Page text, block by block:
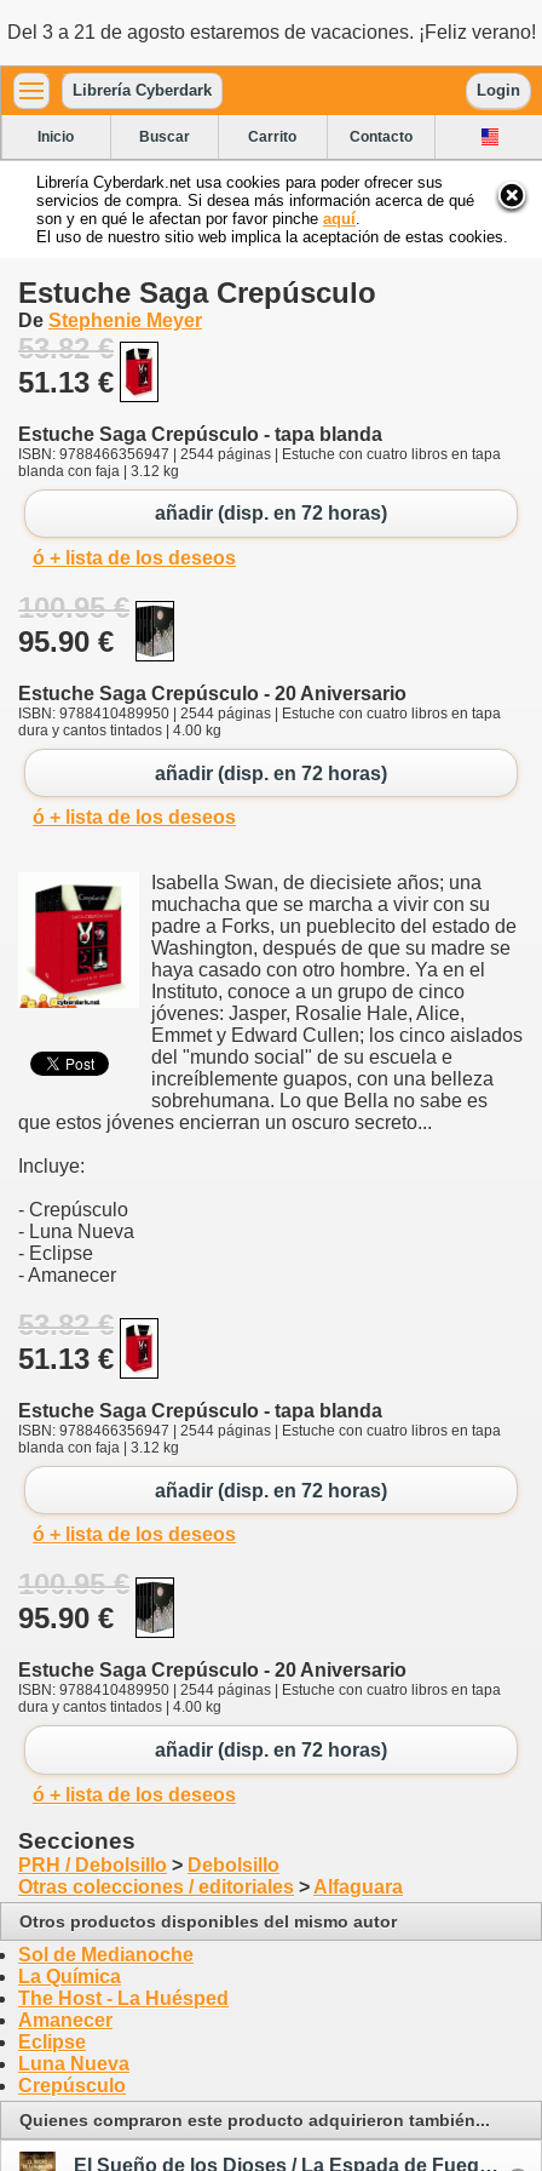
Del 3 a 21 de agosto estaremos de vacaciones. ¡Feliz verano!
Librería Cyberdark Login
Inicio Buscar Carrito Contacto
Librería Cyberdark.net usa cookies para poder ofrecer sus
servicios de compra. Si desea más información acerca de qué
son y en qué le afectan por favor pinche aquí
El uso de nuestro sitio web implica la aceptación de estas cookies.
Estuche Saga Crepúsculo
De Stephenie Meyer
53.82 €
51.13 €
Estuche Saga Crepúsculo - tapa blanda
ISBN: 9788466356947 | 2544 páginas | Estuche con cuatro libros en tapa
blanda con faja | 3.12 kg
añadir (disp. en 72 horas)
ó + lista de los deseos
100.95 €
95.90 €
Estuche Saga Crepúsculo - 20 Aniversario
ISBN: 9788410489950 | 2544 páginas | Estuche con cuatro libros en tapa
dura y cantos tintados | 4.00 kg
añadir (disp. en 72 horas)
ó + lista de los deseos
Isabella Swan, de diecisiete años; una
muchacha que se marcha a vivir con su
padre a Forks, un pueblecito del estado de
Washington, después de que su madre se
haya casado con otro hombre. Ya en el
Instituto, conoce a un grupo de cinco
jóvenes: Jasper, Rosalie Hale, Alice,
Emmet y Edward Cullen; los cinco aislados
del "mundo social" de su escuela e
increíblemente guapos, con una belleza
sobrehumana. Lo que Bella no sabe es
que estos jóvenes encierran un oscuro secreto...
Incluye:
- Crepúsculo
- Luna Nueva
- Eclipse
- Amanecer
53.82 €
51.13 €
Estuche Saga Crepúsculo - tapa blanda
ISBN: 9788466356947 | 2544 páginas | Estuche con cuatro libros en tapa
blanda con faja | 3.12 kg
añadir (disp. en 72 horas)
ó + lista de los deseos
100.95 €
95.90 €
Estuche Saga Crepúsculo - 20 Aniversario
ISBN: 9788410489950 | 2544 páginas | Estuche con cuatro libros en tapa
dura y cantos tintados | 4.00 kg
añadir (disp. en 72 horas)
ó + lista de los deseos
Secciones
PRH / Debolsillo > Debolsillo
Otras colecciones / editoriales > Alfaguara
Otros productos disponibles del mismo autor
Sol de Medianoche
La Química
The Host - La Huésped
Amanecer
Eclipse
Luna Nueva
Crepúsculo
Quienes compraron este producto adquirieron también...
El Sueño de los Dioses / La Espada de Fuego 3 - tapa dura